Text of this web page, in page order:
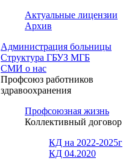
Актуальные лицензии
Архив
Администрация больницы
Структура ГБУЗ МГБ
СМИ о нас
Профсоюз работников
здравоохранения
Профсоюзная жизнь
Коллективный договор
КД на 2022-2025г
КД 04.2020